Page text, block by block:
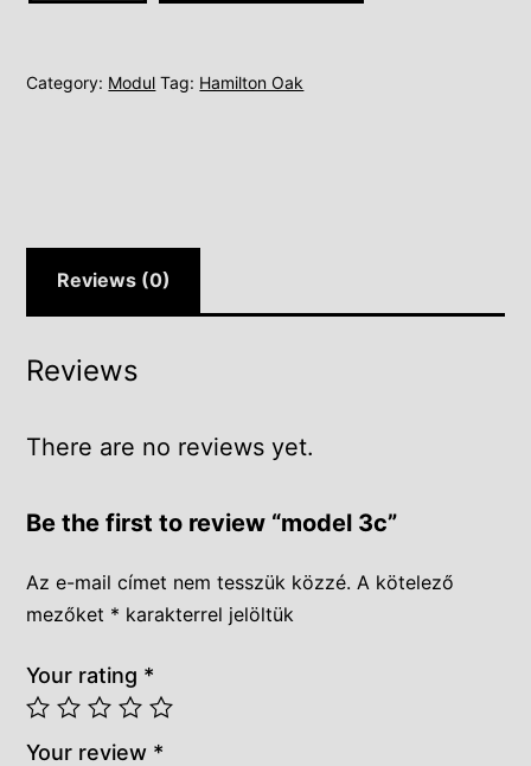
Category: Modul Tag: Hamilton Oak
Reviews (0)
Reviews
There are no reviews yet.
Be the first to review “model 3c”
Az e-mail címet nem tesszük közzé. A kötelező
mezőket * karakterrel jelöltük
Your rating *
Your review *